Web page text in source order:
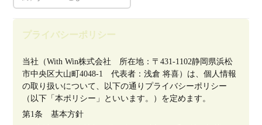
プライバシーポリシー
当社（With Win株式会社　所在地：〒431-1102静岡県浜松
市中央区大山町4048-1　代表者：浅倉 将喜）は、個人情報
の取り扱いについて、以下の通りプライバシーポリシー
（以下「本ポリシー」といいます。）を定めます。
第1条　基本方針